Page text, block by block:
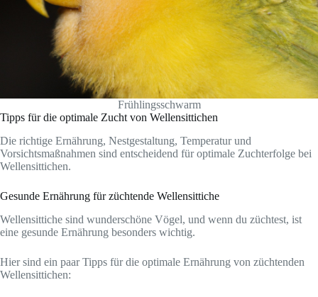
Frühlingsschwarm
Tipps für die optimale Zucht von Wellensittichen
Die richtige Ernährung, Nestgestaltung, Temperatur und
Vorsichtsmaßnahmen sind entscheidend für optimale Zuchterfolge bei
Wellensittichen.
Gesunde Ernährung für züchtende Wellensittiche
Wellensittiche sind wunderschöne Vögel, und wenn du züchtest, ist
eine gesunde Ernährung besonders wichtig.
Hier sind ein paar Tipps für die optimale Ernährung von züchtenden
Wellensittichen: